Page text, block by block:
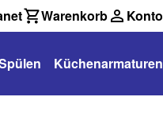
Warenkorb Konto
Küchenarmaturen